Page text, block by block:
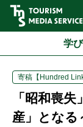
学
寄稿【Hundred
「昭和喪
産」とな